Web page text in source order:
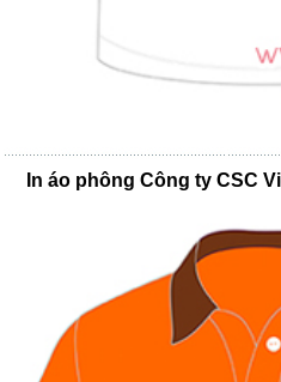
In áo phông Công ty CSC